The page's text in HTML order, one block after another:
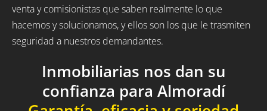
venta y comisionistas que saben realmente lo que
hacemos y solucionamos, y ellos son los que le trasmiten
seguridad a nuestros demandantes.
Inmobiliarias nos dan su
confianza para Almoradí